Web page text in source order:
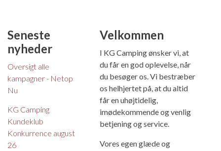
Seneste
nyheder
Oversigt alle
kampagner - Netop
Nu
KG Camping
Kundeklub
Konkurrence august
26
Velkommen
I KG Camping ønsker vi, at
du får en god oplevelse, når
du besøger os. Vi bestræber
os helhjertet på, at du altid
får en uhøjtidelig,
imødekommende og venlig
betjening og service.
Vores egen glæde og